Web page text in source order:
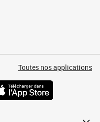
Toutes nos applications